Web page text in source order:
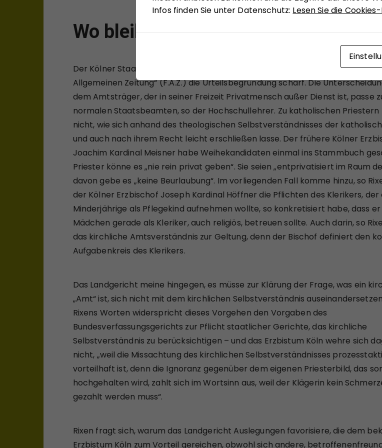
Wo bleibt die Empathie mit den
Der Kölner Staatsrechtler Stephan Rixen kritisierte im Gespräch mit der
Allgemeinen Zeitung“ (F.A.Z.) die Urteilsbegründung scharf. Die
dem Amtsträger, der in seiner Freizeit Privatmensch außer Dienst ist, passe
normalen Staatsbeamten, so der Hochschullehrer. Zu katholischen Priestern
nicht, wie sich anhand des theologischen Selbstverständnisses der
und auch nach ihrem Recht leicht erschließen lasse. Der frühere Kölner
Joachim Kardinal Meisner habe Weihekandidaten einmal ins Stammbuch
Priester könne es „nie rein privat geben“. Sie seien „entprivatisiert im Raum
davon gebe es „keine Beurlaubung“. Im vorliegenden Fall komme hinzu, so
der Kölner Erzbischof Joseph Kardinal Höffner die Pflichten des Klerikers, der
Minderjährige als Pflegekind aufnehmen wollte, so konkretisiert habe, dass er
Mädchen gerade als Kleriker, auch religiös, betreuen sollte. Auch darin, so
das kirchliche Amtsverständnis zur Geltung, denn der Bischof definiert den
Aufgabenkreis des Klerikers.
Das Landgericht meine hingegen, es müsse zur Klärung der Frage, was ein
„Amt“ ist, sich nicht mit dem kirchlichen Selbstverständnis
Rixens Worten widerspricht dieses Vorgehen den Vorgaben des
Bundesverfassungsgerichts zur Pflicht staatlicher Gerichte, das kirchliche
Selbstverständnis zu berücksichtigen – und das Erzbistum Köln wehre sich
nicht, „weil die Missachtung des kirchlichen Selbstverständnisses
vorteilhaft ist, denn die Ignoranz gegenüber dem eigenen Priesterbild, das
hochgehalten wird, zahlt sich im Wortsinn aus, weil der Klägerin kein
gezahlt werden muss“.
Rixen fragt sich, warum das Landgericht Auslegungen favorisiere, die dem
Erzbistum Köln zum Vorteil gereichen, obwohl sich andere,
Infos finden Sie unter Datenschutz: Lesen Sie die